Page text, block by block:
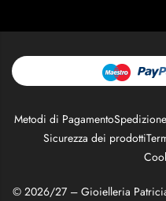
Metodi di Pagamento
Sicurezza dei prodotti
© 2026/27 – Gioielleria